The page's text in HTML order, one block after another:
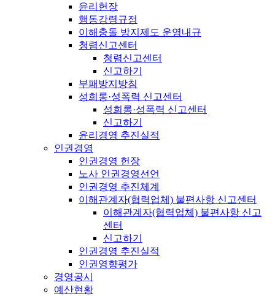
윤리헌장
행동강령규정
이해충돌 방지제도 운영내규
청렴신고센터
청렴신고센터
신고하기
부패방지방침
성희롱·성폭력 신고센터
성희롱·성폭력 신고센터
신고하기
윤리경영 추진실적
인권경영
인권경영 헌장
노사 인권경영선언
인권경영 추진체계
이해관계자(협력업체) 불편사항 신고센터
이해관계자(협력업체) 불편사항 신고
센터
신고하기
인권경영 추진실적
인권영향평가
경영공시
예산현황